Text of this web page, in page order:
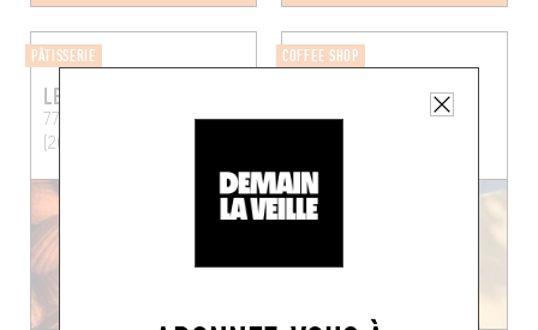
PÂTISSERIE
LEO ANTWERPEN
77 Solvynsstraat
Anvers
(2018)
COFFEE SHOP
RUSH RUSH COFFEE
Lange Altaarstraat 29